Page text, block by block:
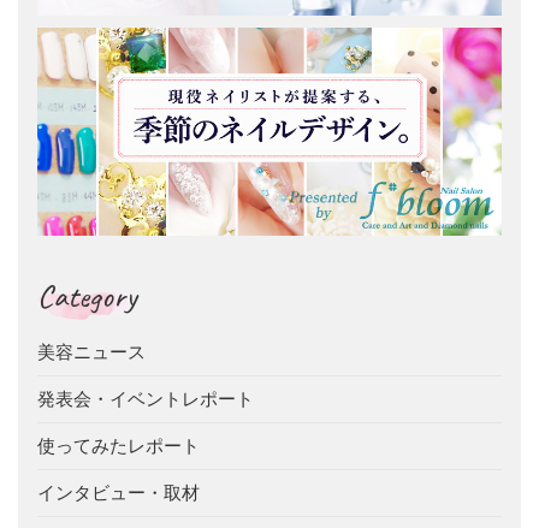
Category
美容ニュース
発表会・イベントレポート
使ってみたレポート
インタビュー・取材